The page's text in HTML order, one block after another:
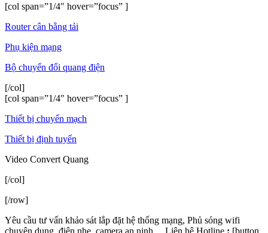
[col span=”1/4″ hover=”focus” ]
Router cân bằng tải
Phụ kiện mạng
Bộ chuyển đổi quang điện
[/col]
[col span=”1/4″ hover=”focus” ]
Thiết bị chuyển mạch
Thiết bị định tuyến
Video Convert Quang
[/col]
[/row]
Yêu cầu tư vấn khảo sát lắp đặt hệ thống mạng, Phủ sóng wifi